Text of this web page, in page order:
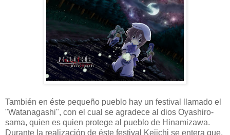
También en éste pequeño pueblo hay un festival llamado el
"Watanagashi", con el cual se agradece al dios Oyashiro-
sama, quien es quien protege al pueblo de Hinamizawa.
Durante la realización de éste festival Keiichi se entera que,